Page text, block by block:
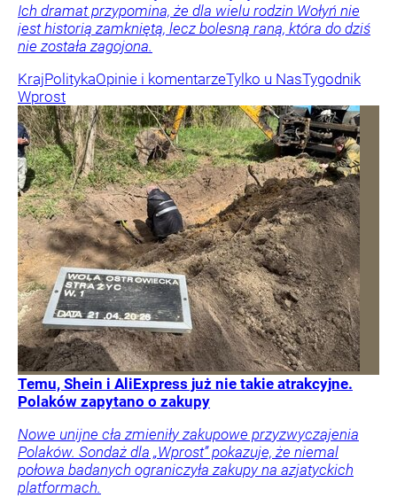
Ich dramat przypomina, że dla wielu rodzin Wołyń nie
jest historią zamkniętą, lecz bolesną raną, która do dziś
nie została zagojona.
KrajPolitykaOpinie i komentarzeTylko u NasTygodnik
Wprost
Temu, Shein i AliExpress już nie takie atrakcyjne.
Polaków zapytano o zakupy
Nowe unijne cła zmieniły zakupowe przyzwyczajenia
Polaków. Sondaż dla „Wprost” pokazuje, że niemal
połowa badanych ograniczyła zakupy na azjatyckich
platformach.